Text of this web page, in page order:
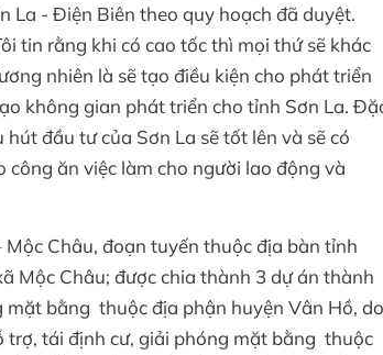
La - Điện Biên theo quy hoạch đã duyệt.
tin rằng khi có cao tốc thì mọi thứ sẽ khác
nhiên là sẽ tạo điều kiện cho phát triển
không gian phát triển cho tỉnh Sơn La.
đầu tư của Sơn La sẽ tốt lên và sẽ có
ăn việc làm cho người lao động và
Châu, đoạn tuyến thuộc địa bàn tỉnh
Mộc Châu; được chia thành 3 dự án thành
bằng thuộc địa phận huyện Vân Hồ, do
trợ, tái định cư, giải phóng mặt bằng thuộc